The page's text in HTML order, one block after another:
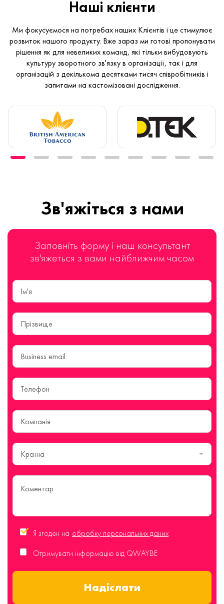
Наші клієнти
Ми фокусуємося на потребах наших Клієнтів і це стимулює
розвиток нашого продукту. Вже зараз ми готові пропонувати
рішення як для невеликих команд, які тільки вибудовують
культуру зворотного зв'язку в організації, так і для
організацій з декількома десятками тисяч співробітників і
запитами на кастомізовані дослідження.
Зв'яжіться з нами
Заповніть форму і наш консультант
зв'яжеться з вами найближчим часом
Країна
Я згоден на обробку персональних даних
Отримувати інформацію від QWAYBE
Надіслати